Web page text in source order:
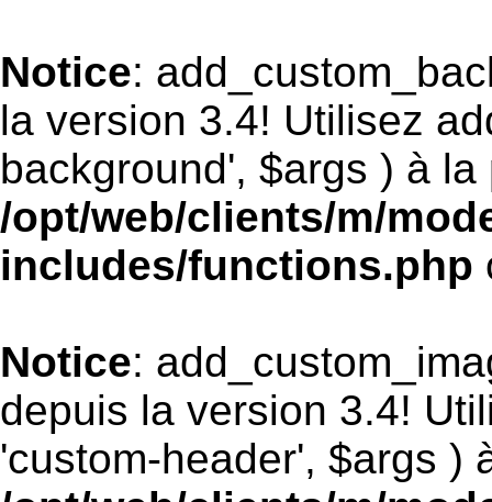
Notice:
la version 3.4! Utilisez
background', $args ) à la
/opt/web/clients/m/
includes/functions.php
Notice:
depuis la version 3.4!
'custom-header', $args )